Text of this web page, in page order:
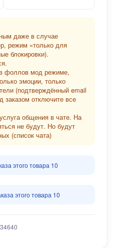
даже в случае
режим «только для
блокировки).
фоллов мод режиме,
эмоции, только
(подтверждённый email
заказом отключите все
общения в чате. На
не будут. Но будут
(список чата)
этого товара 10
этого товара 10